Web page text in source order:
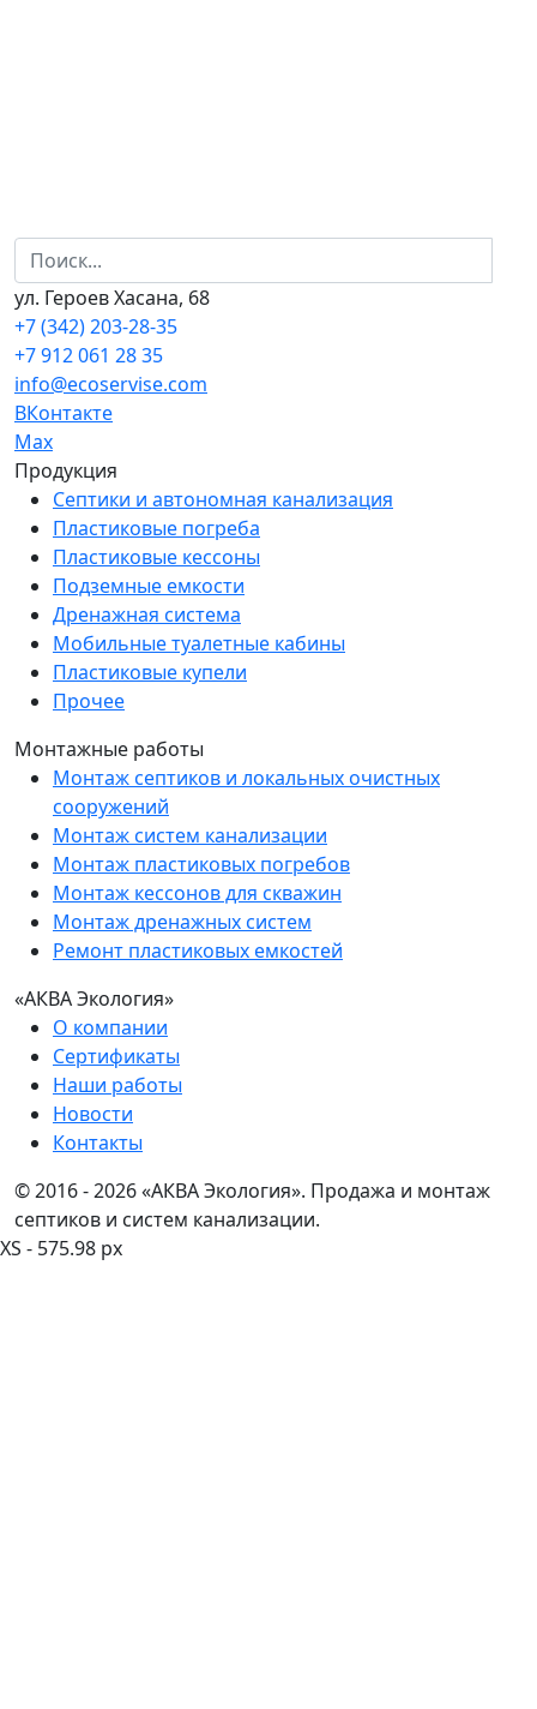
ул. Героев Хасана, 68
+7 (342) 203-28-35
+7 912 061 28 35
info@ecoservise.com
ВКонтакте
Мах
Продукция
Септики и автономная канализация
Пластиковые погреба
Пластиковые кессоны
Подземные емкости
Дренажная система
Мобильные туалетные кабины
Пластиковые купели
Прочее
Монтажные работы
Монтаж септиков и локальных очистных
сооружений
Монтаж систем канализации
Монтаж пластиковых погребов
Монтаж кессонов для скважин
Монтаж дренажных систем
Ремонт пластиковых емкостей
«АКВА Экология»
О компании
Сертификаты
Наши работы
Новости
Контакты
© 2016 - 2026 «АКВА Экология». Продажа и монтаж
септиков и систем канализации.
XS - 575.98 px